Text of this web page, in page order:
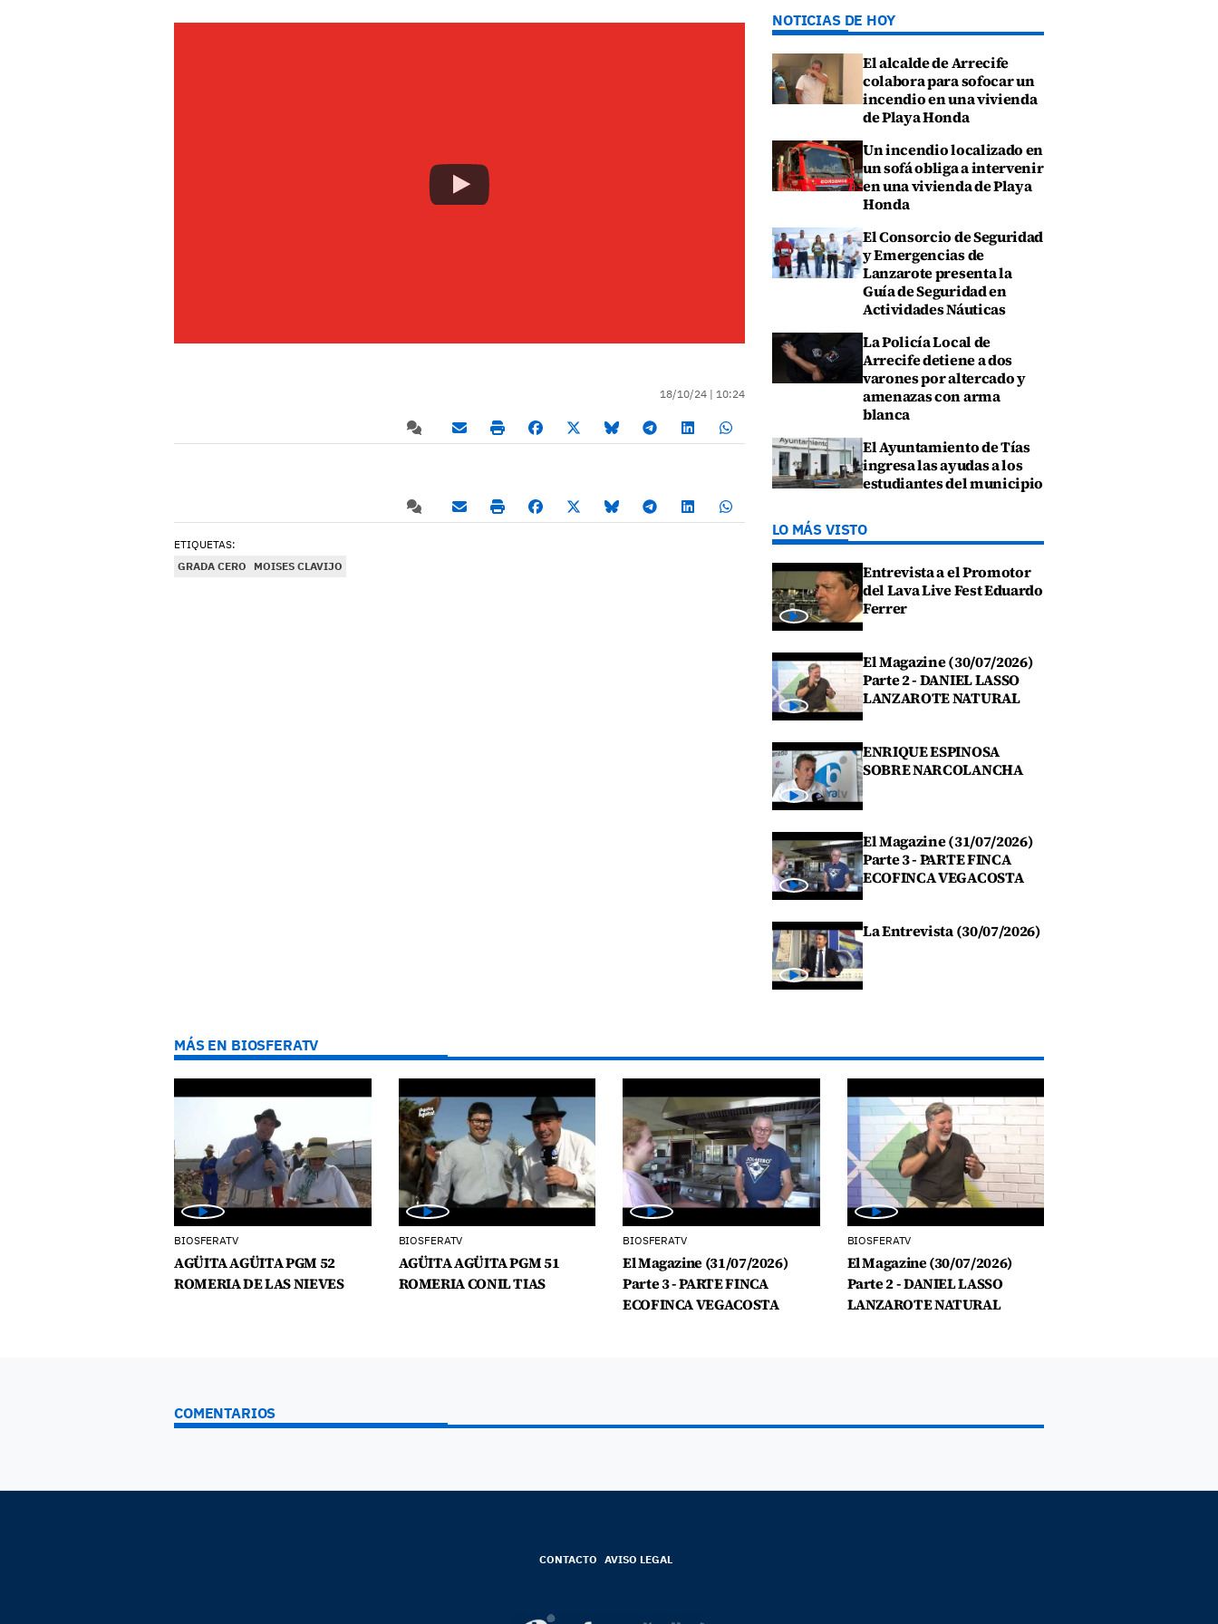
18/10/24 | 10:24
ETIQUETAS:
GRADA CERO
MOISES CLAVIJO
NOTICIAS DE HOY
El alcalde de Arrecife
colabora para sofocar un
incendio en una vivienda
de Playa Honda
Un incendio localizado en
un sofá obliga a intervenir
en una vivienda de Playa
Honda
El Consorcio de Seguridad
y Emergencias de
Lanzarote presenta la
Guía de Seguridad en
Actividades Náuticas
La Policía Local de
Arrecife detiene a dos
varones por altercado y
amenazas con arma
blanca
El Ayuntamiento de Tías
ingresa las ayudas a los
estudiantes del municipio
LO MÁS VISTO
Entrevista a el Promotor
del Lava Live Fest Eduardo
Ferrer
El Magazine (30/07/2026)
Parte 2 - DANIEL LASSO
LANZAROTE NATURAL
ENRIQUE ESPINOSA
SOBRE NARCOLANCHA
El Magazine (31/07/2026)
Parte 3 - PARTE FINCA
ECOFINCA VEGACOSTA
La Entrevista (30/07/2026)
MÁS EN BIOSFERATV
BIOSFERATV
AGÜITA AGÜITA PGM 52
ROMERIA DE LAS NIEVES
BIOSFERATV
AGÜITA AGÜITA PGM 51
ROMERIA CONIL TIAS
BIOSFERATV
El Magazine (31/07/2026)
Parte 3 - PARTE FINCA
ECOFINCA VEGACOSTA
BIOSFERATV
El Magazine (30/07/2026)
Parte 2 - DANIEL LASSO
LANZAROTE NATURAL
COMENTARIOS
CONTACTO AVISO LEGAL